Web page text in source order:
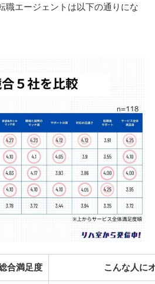
職エージェントは以下の通りにな
合満足度 こんな人に